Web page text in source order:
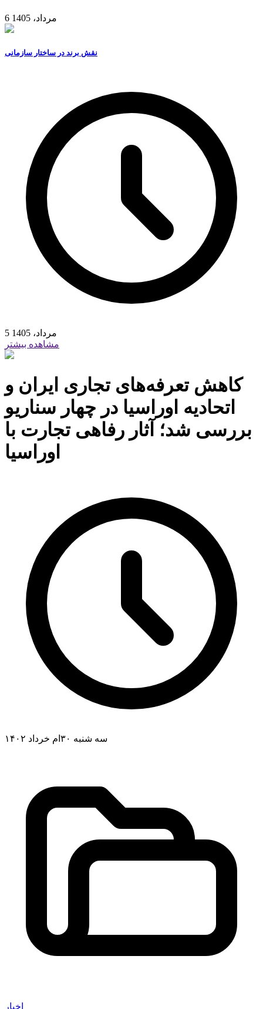
6 مرداد، 1405
نقش برند در ساختار سازمانی
5 مرداد، 1405
مشاهده بیشتر
کاهش تعرفه‌های تجاری ایران و
اتحادیه اوراسیا در چهار سناریو
بررسی شد؛ آثار رفاهی تجارت با
اوراسیا
سه شنبه ۳۰ام خرداد ۱۴۰۲
اخبار